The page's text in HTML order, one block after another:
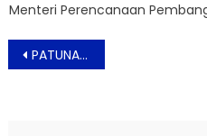
Menteri Perencanaan
Post
navigation
PATUNA Travel Selenggarakan Manasik dan Pemantapan Program Haji